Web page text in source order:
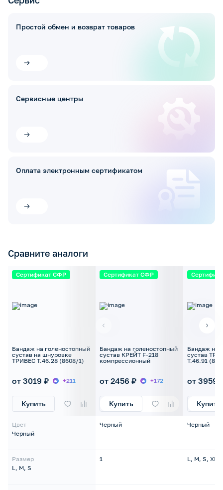
Простой обмен и возврат товаров
Сервисные центры
Оплата электронным сертификатом
Сравните аналоги
Сертификат СФР
Бандаж на голеностопный
сустав на шнуровке
ТРИВЕС Т.46.28 (8608/1)
от 3019 ₽ +211
Купить
Цвет
Черный
Размер
L, M, S
Сертификат СФР
Бандаж на голеностопный
сустав КРЕЙТ F-218
компрессионный
от 2456 ₽ +172
Купить
Черный
1
Бандаж на
сустав
Т.46.91
от 3959
Купить
Черный
L, M, S, XL